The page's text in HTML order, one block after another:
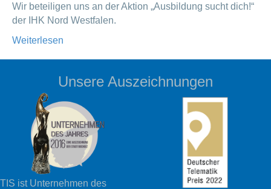
Wir beteiligen uns an der Aktion „Ausbildung sucht dich!“
der IHK Nord Westfalen.
Weiterlesen
Unsere Auszeichnungen
TIS ist Unternehmen des